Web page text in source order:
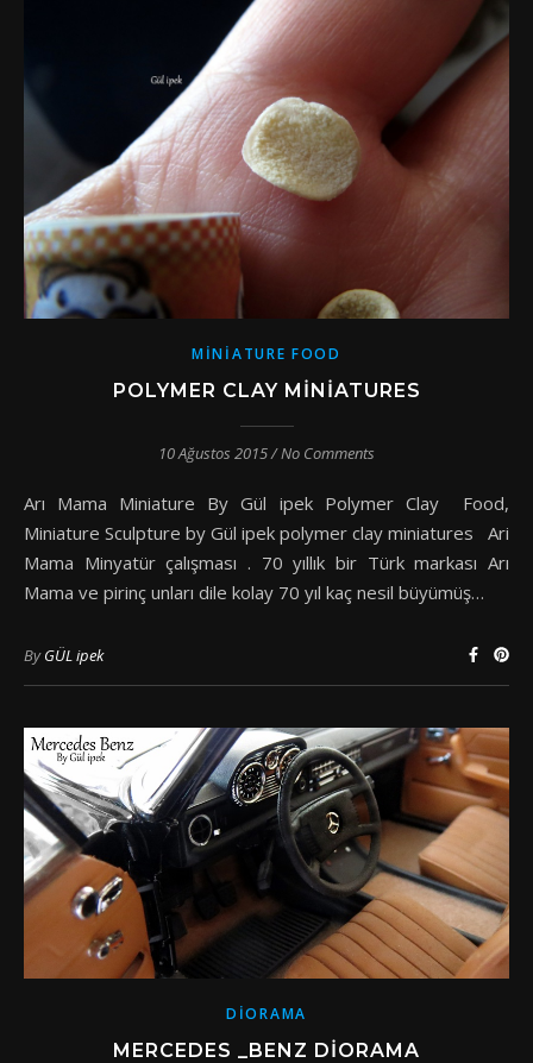
MINIATURE FOOD
POLYMER CLAY MINIATURES
10 Ağustos 2015/No Comments
Arı Mama Miniature By Gül ipek Polymer Clay Food,
Miniature Sculpture by Gül ipek polymer clay miniatures Ari
Mama Minyatür çalışması . 70 yıllık bir Türk markası Arı
Mama ve pirinç unları dile kolay 70 yıl kaç nesil büyümüş…
ByGÜL ipek
DIORAMA
MERCEDES _BENZ DIORAMA